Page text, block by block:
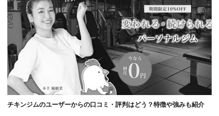
チキンジムのユーザーからの口コミ・評判はどう？特徴や強みも紹介